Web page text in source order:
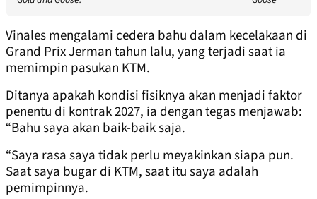
Vinales mengalami cedera bahu dalam kecelakaan di
Grand Prix Jerman tahun lalu, yang terjadi saat ia
memimpin pasukan KTM.
Ditanya apakah kondisi fisiknya akan menjadi faktor
penentu di kontrak 2027, ia dengan tegas menjawab:
“Bahu saya akan baik-baik saja.
“Saya rasa saya tidak perlu meyakinkan siapa pun.
Saat saya bugar di KTM, saat itu saya adalah
pemimpinnya.